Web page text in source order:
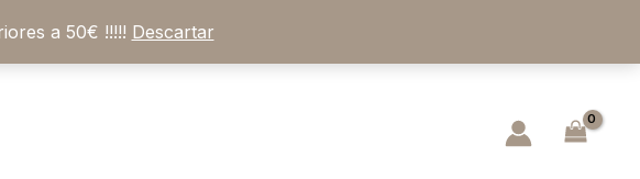
a 50€ !!!!! Descartar